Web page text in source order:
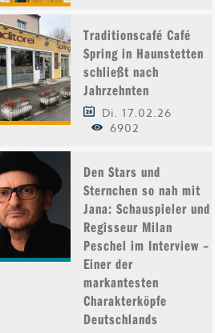
Traditionscafé Café
Spring in Haunstetten
schließt nach
Jahrzehnten
Di. 17.02.26
6902
Den Stars und
Sternchen so nah mit
Jana: Schauspieler und
Regisseur Milan
Peschel im Interview –
Einer der
markantesten
Charakterköpfe
Deutschlands